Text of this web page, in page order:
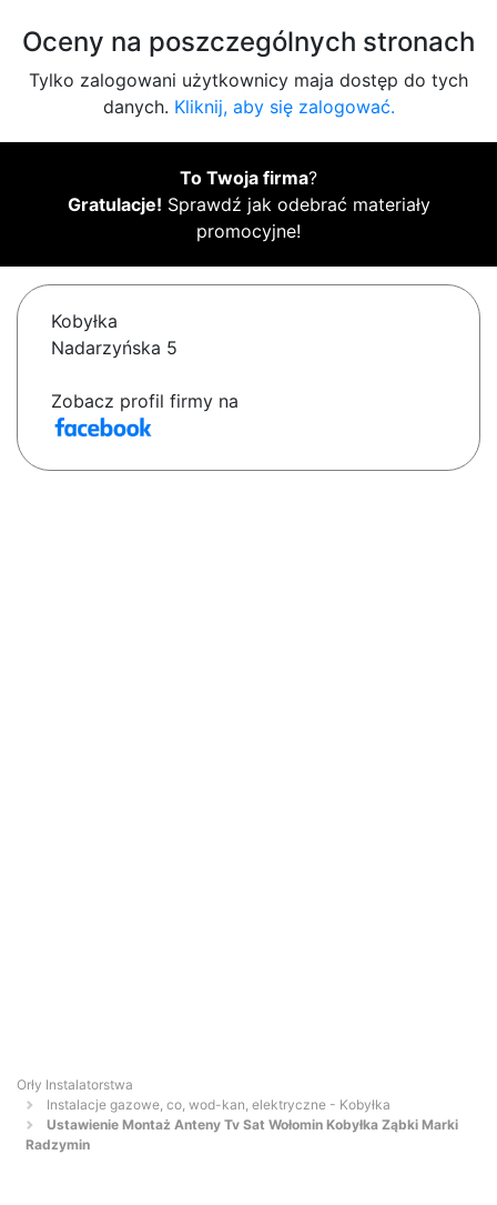
Oceny na poszczególnych stronach
Tylko zalogowani użytkownicy maja dostęp do tych
danych. Kliknij, aby się zalogować.
To Twoja firma?
Gratulacje! Sprawdź jak odebrać materiały
promocyjne!
Kobyłka
Nadarzyńska 5
Zobacz profil firmy na
Orły Instalatorstwa
Instalacje gazowe, co, wod-kan, elektryczne - Kobyłka
Ustawienie Montaż Anteny Tv Sat Wołomin Kobyłka Ząbki Marki
Radzymin